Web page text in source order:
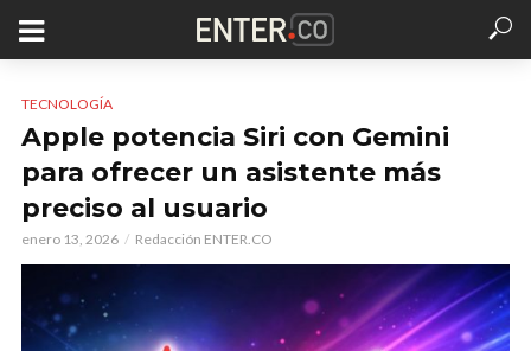
TECNOLOGÍA
Apple potencia Siri con Gemini
para ofrecer un asistente más
preciso al usuario
enero 13, 2026 Redacción ENTER.CO